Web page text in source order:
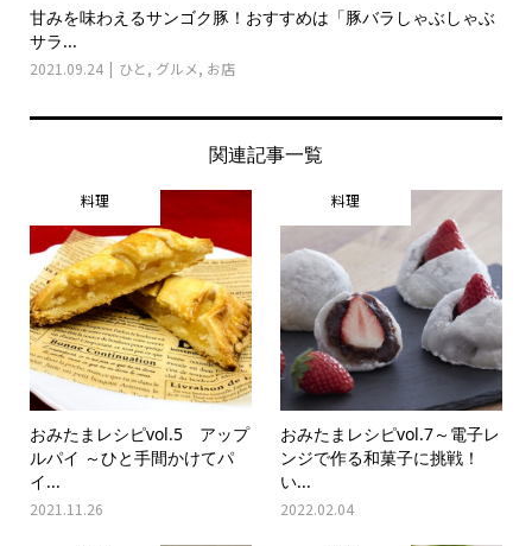
甘みを味わえるサンゴク豚！おすすめは「豚バラしゃぶしゃぶ
サラ...
2021.09.24 ひと , グルメ, お店
関連記事一覧
料理
おみたまレシピvol.5 アップ
ルパイ ～ひと手間かけてパ
イ...
2021.11.26
料理
おみたまレシピvol.7～電子レ
ンジで作る和菓子に挑戦！
い...
2022.02.04